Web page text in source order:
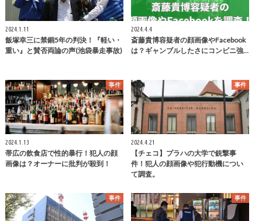
2024.1.11
飯塚幸三に禁錮5年の判決！『軽い・
重い』と賛否両論の声(池袋暴走事故)
2024.4.4
斎藤貴博容疑者の顔画像やFacebook
は？ギャンブルしたさにコンビニ強…
事件
2024.1.13
帯広の飲食店で性的暴行！犯人の顔
画像は？オーナーに批判が殺到！
事件
2024.4.21
【チェコ】プラハの大学で銃撃事
件！犯人の顔画像や犯行動機につい
て調査。
事件 事件